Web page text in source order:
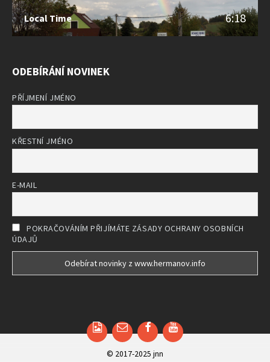
Local Time 6:18
ODEBÍRÁNÍ NOVINEK
PŘÍJMENÍ JMÉNO
KŘESTNÍ JMÉNO
E-MAIL
POKRAČOVÁNÍM PŘIJÍMÁTE ZÁSADY OCHRANY OSOBNÍCH
ÚDAJŮ
EmailFacebookYouTube
© 2017-2025 jnn